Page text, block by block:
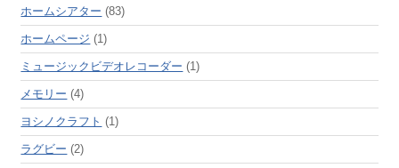
ホームシアター (83)
ホームページ (1)
ミュージックビデオレコーダー (1)
メモリー (4)
ヨシノクラフト (1)
ラグビー (2)